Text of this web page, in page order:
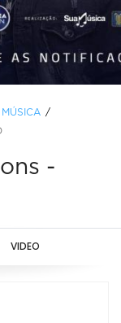
MÚSICA
-
VIDEO